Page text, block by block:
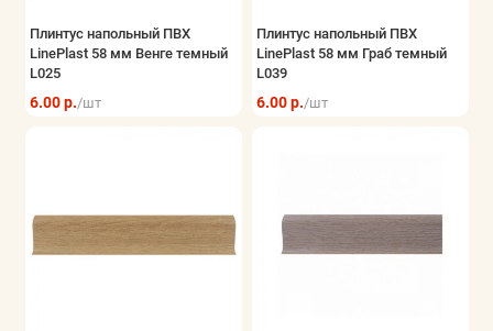
Плинтус напольный ПВХ
LinePlast 58 мм Венге темный
L025
6.00 р./шт
Плинтус напольный ПВХ
LinePlast 58 мм Граб темный
L039
6.00 р./шт